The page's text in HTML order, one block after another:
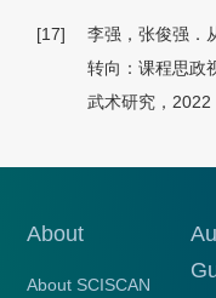
[17]
李强，张俊强．
转向：课程思政
武术研究，2022
About
About SCISCAN